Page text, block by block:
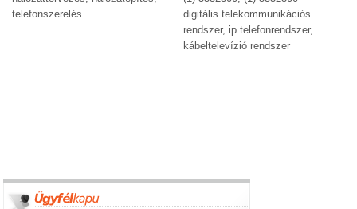
telefonszerelés
digitális telekommunikációs
rendszer, ip telefonrendszer,
kábeltelevízió rendszer